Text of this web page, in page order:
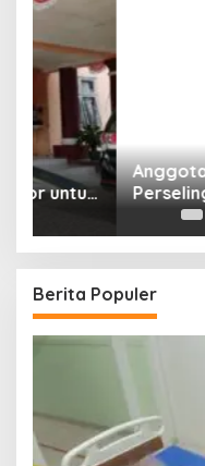
Anggota BPD
Perselingkuhan
Pastikan Akan
Berita Populer